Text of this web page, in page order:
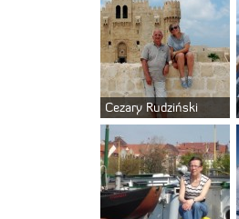
Cezary Rudziński